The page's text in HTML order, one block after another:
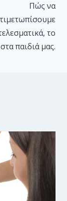
Πώς να
το
παιδιά μας.